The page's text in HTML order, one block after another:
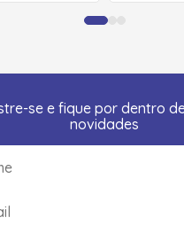
se e fique por dentro
novidades